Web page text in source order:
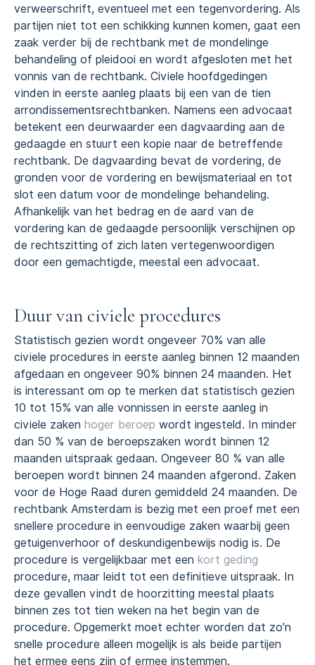
verweerschrift, eventueel met een tegenvordering. Als
partijen niet tot een schikking kunnen komen, gaat een
zaak verder bij de rechtbank met de mondelinge
behandeling of pleidooi en wordt afgesloten met het
vonnis van de rechtbank. Civiele hoofdgedingen
vinden in eerste aanleg plaats bij een van de tien
arrondissementsrechtbanken. Namens een advocaat
betekent een deurwaarder een dagvaarding aan de
gedaagde en stuurt een kopie naar de betreffende
rechtbank. De dagvaarding bevat de vordering, de
gronden voor de vordering en bewijsmateriaal en tot
slot een datum voor de mondelinge behandeling.
Afhankelijk van het bedrag en de aard van de
vordering kan de gedaagde persoonlijk verschijnen op
de rechtszitting of zich laten vertegenwoordigen
door een gemachtigde, meestal een advocaat.
Duur van civiele procedures
Statistisch gezien wordt ongeveer 70% van alle
civiele procedures in eerste aanleg binnen 12 maanden
afgedaan en ongeveer 90% binnen 24 maanden. Het
is interessant om op te merken dat statistisch gezien
10 tot 15% van alle vonnissen in eerste aanleg in
civiele zaken hoger beroep wordt ingesteld. In minder
dan 50 % van de beroepszaken wordt binnen 12
maanden uitspraak gedaan. Ongeveer 80 % van alle
beroepen wordt binnen 24 maanden afgerond. Zaken
voor de Hoge Raad duren gemiddeld 24 maanden. De
rechtbank Amsterdam is bezig met een proef met een
snellere procedure in eenvoudige zaken waarbij geen
getuigenverhoor of deskundigenbewijs nodig is. De
procedure is vergelijkbaar met een kort geding
procedure, maar leidt tot een definitieve uitspraak. In
deze gevallen vindt de hoorzitting meestal plaats
binnen zes tot tien weken na het begin van de
procedure. Opgemerkt moet echter worden dat zo’n
snelle procedure alleen mogelijk is als beide partijen
het ermee eens zijn of ermee instemmen.